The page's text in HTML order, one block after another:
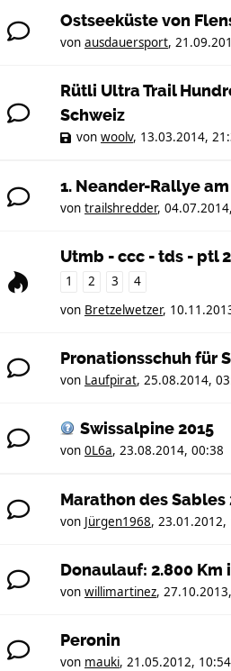
Ostseeküste von
von ausdauersport,
Rütli Ultra Trail
Schweiz
von woolv, 13.03.2014,
1. Neander-Rallye am
von trailshredder,
Utmb - ccc - tds - ptl
1 2 3
4
von Bretzelwetzer,
Pronationsschuh für
von Laufpirat, 25.08.2014,
Swissalpine 2015
von 0L6a, 23.08.2014, 00:38
Marathon des Sables
von Jürgen1968, 23.01.2012,
Donaulauf: 2.800 Km
von willimartinez,
Peronin
von mauki, 21.05.2012, 10:54